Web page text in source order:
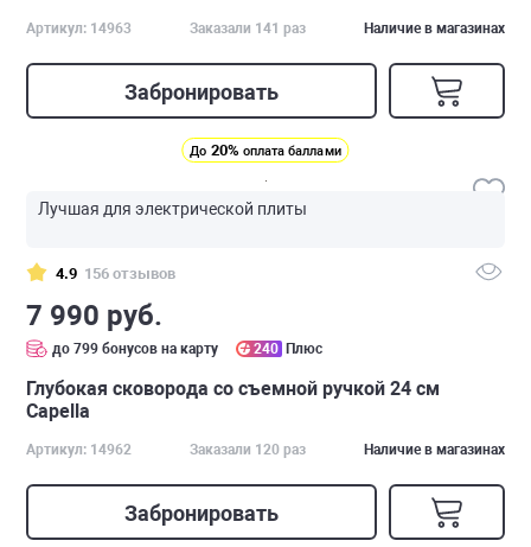
Артикул: 14963 Заказали 141 раз Наличие в магазинах
Забронировать
До 20% оплата баллами
Лучшая для электрической плиты
4.9 156 отзывов
7 990 руб.
до 799 бонусов на карту 240 Плюс
Глубокая cковорода со съемной ручкой 24 см
Capella
Артикул: 14962 Заказали 120 раз Наличие в магазинах
Забронировать